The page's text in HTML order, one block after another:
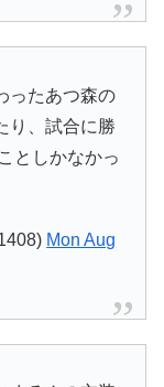
ったあつ森の
り、試合に勝
としかなかっ
Mon Aug